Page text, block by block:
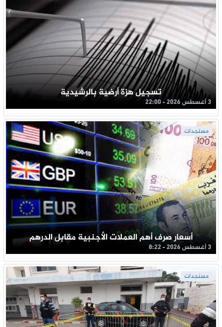
تسجيل هزة أرضية بالرشيدية
3 أغسطس 2026 - 22:00
مستجدات
أسعار صرف أهم العملات الأجنبية مقابل الدرهم
3 أغسطس 2026 - 8:22
مستجدات